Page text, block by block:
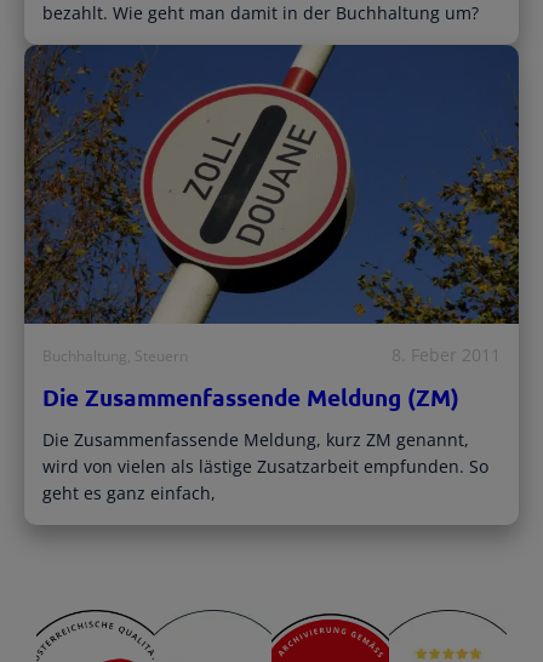
bezahlt. Wie geht man damit in der Buchhaltung um?
Buchhaltung, Steuern 8. Feber 2011
Die Zusammenfassende Meldung (ZM)
Die Zusammenfassende Meldung, kurz ZM genannt,
wird von vielen als lästige Zusatzarbeit empfunden. So
geht es ganz einfach,